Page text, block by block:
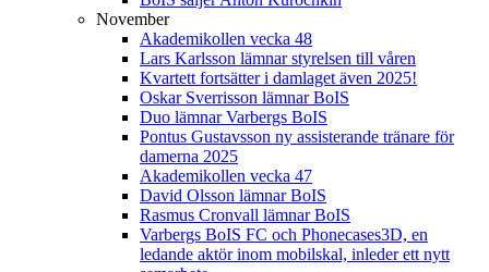
November
Akademikollen vecka 48
Lars Karlsson lämnar styrelsen till våren
Kvartett fortsätter i damlaget även 2025!
Oskar Sverrisson lämnar BoIS
Duo lämnar Varbergs BoIS
Pontus Gustavsson ny assisterande tränare för
damerna 2025
Akademikollen vecka 47
David Olsson lämnar BoIS
Rasmus Cronvall lämnar BoIS
Varbergs BoIS FC och Phonecases3D, en
ledande aktör inom mobilskal, inleder ett nytt